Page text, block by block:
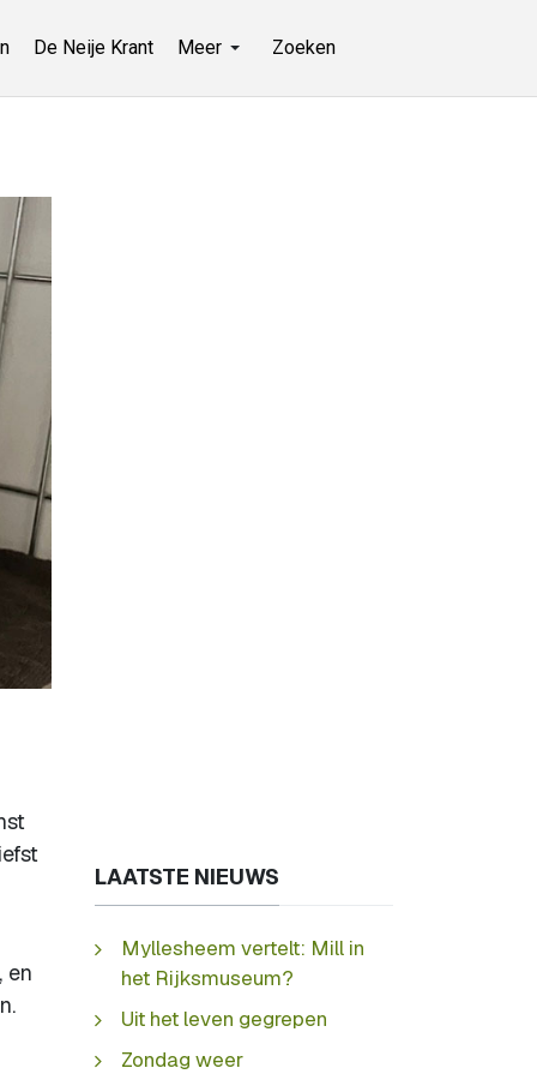
De Neije Krant Meer Zoeken
en
LAATSTE NIEUWS
Myllesheem vertelt: Mill in
het Rijksmuseum?
Uit het leven gegrepen
Zondag weer